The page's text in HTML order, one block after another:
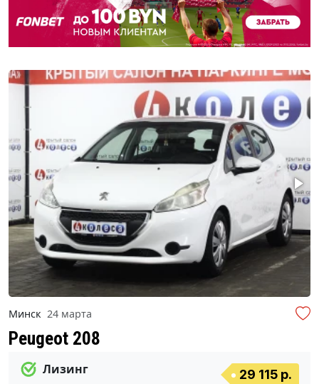
Минск 24 марта
Peugeot 208
Лизинг
29 115 р.